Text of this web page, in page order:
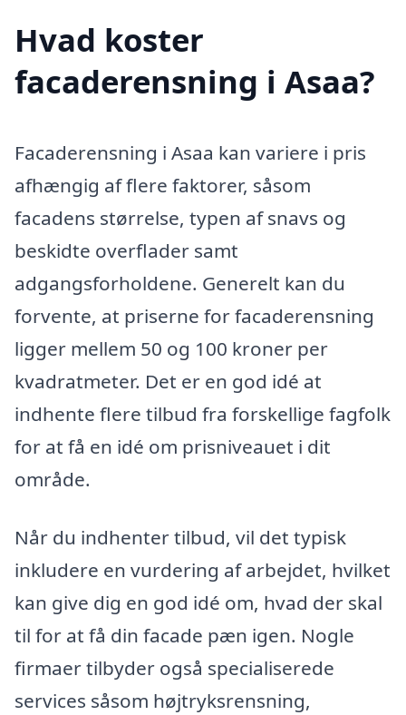
Hvad koster
facaderensning i Asaa?
Facaderensning i Asaa kan variere i pris
afhængig af flere faktorer, såsom
facadens størrelse, typen af snavs og
beskidte overflader samt
adgangsforholdene. Generelt kan du
forvente, at priserne for facaderensning
ligger mellem 50 og 100 kroner per
kvadratmeter. Det er en god idé at
indhente flere tilbud fra forskellige fagfolk
for at få en idé om prisniveauet i dit
område.
Når du indhenter tilbud, vil det typisk
inkludere en vurdering af arbejdet, hvilket
kan give dig en god idé om, hvad der skal
til for at få din facade pæn igen. Nogle
firmaer tilbyder også specialiserede
services såsom højtryksrensning,